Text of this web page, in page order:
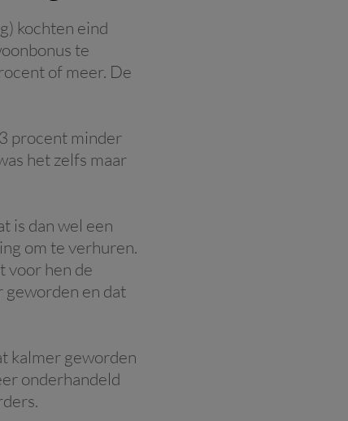
kochten eind
te
of meer. De
procent minder
het zelfs maar
is dan wel een
om te verhuren.
voor hen de
geworden en dat
kalmer geworden
onderhandeld